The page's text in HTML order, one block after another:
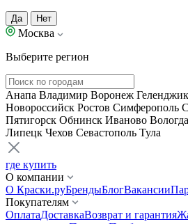
Да Нет
Москва
Выберите регион
Анапа Владимир Воронеж Геленджик
Новороссийск Ростов Симферополь
Пятигорск Обнинск Иваново Вологда
Липецк Чехов Севастополь Тула
где купить
О компании
О Краски.руБрендыБлогВакансии
Покупателям
ОплатаДоставкаВозврат и гарантия